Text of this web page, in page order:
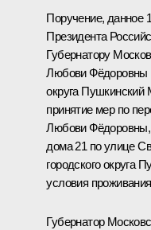
Поручение, данное
Президента
Губернатору
Любови Фёдоровны
округа Пушкинский
принятие мер по
Любови Фёдоровны,
дома 21 по улице
городского округа
условия
Губернатор